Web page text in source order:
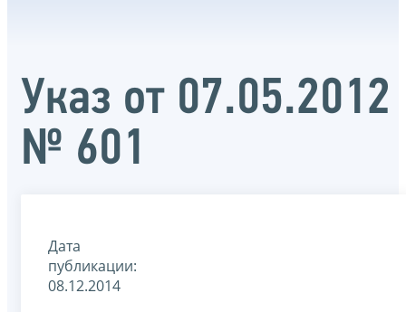
Указ от 07.05.2012
№ 601
Дата
публикации:
08.12.2014